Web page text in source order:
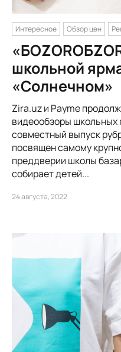
Интересное Обзор цен
школьной
«Солнечном»
Zira.uz и Payme
видеообзоры школьных
совместный выпуск
посвящен самому
преддверии школы
собирает детей...
24 августа, 2022